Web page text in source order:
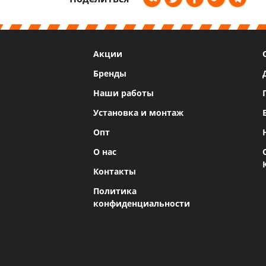
Акции
Бренды
Наши работы
Установка и монтаж
Опт
О нас
Контакты
Политика
конфиденциальности